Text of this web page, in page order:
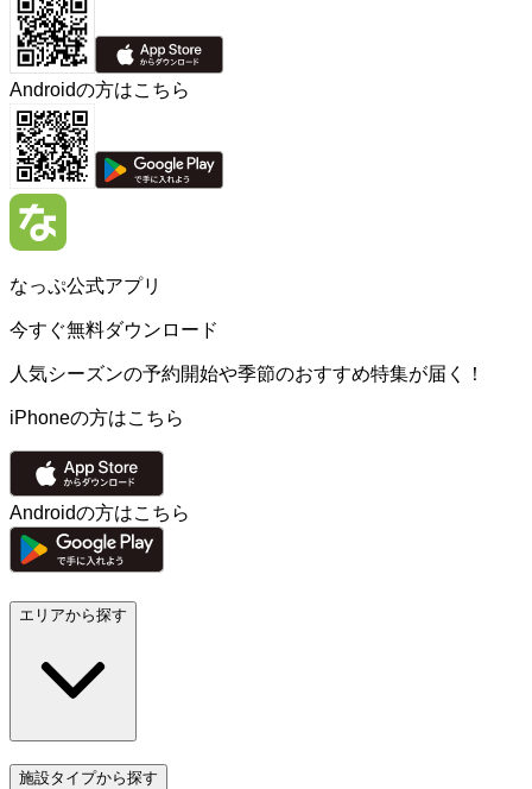
Androidの方はこちら
なっぷ公式アプリ
今すぐ無料ダウンロード
人気シーズンの予約開始や季節のおすすめ特集が届く！
iPhoneの方はこちら
Androidの方はこちら
エリアから探す
施設タイプから探す